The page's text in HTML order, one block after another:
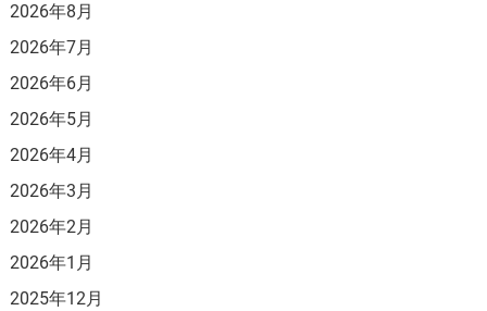
2026年8月
2026年7月
2026年6月
2026年5月
2026年4月
2026年3月
2026年2月
2026年1月
2025年12月